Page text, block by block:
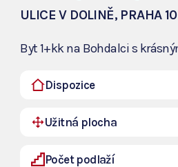
ULICE V DOLINĚ, PRAHA
Byt 1+kk na Bohdalci s
Dispozice
Užitná plocha
Počet podlaží